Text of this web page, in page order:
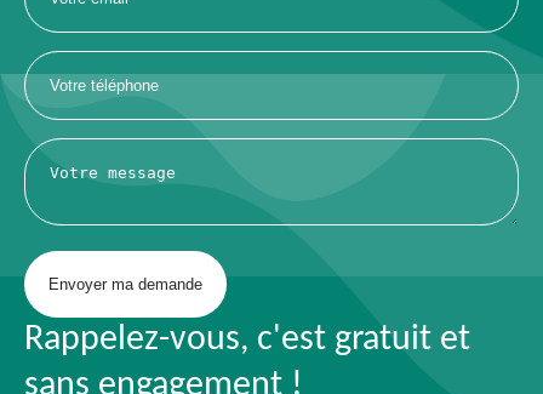
Rappelez-vous, c'est gratuit et
sans engagement !